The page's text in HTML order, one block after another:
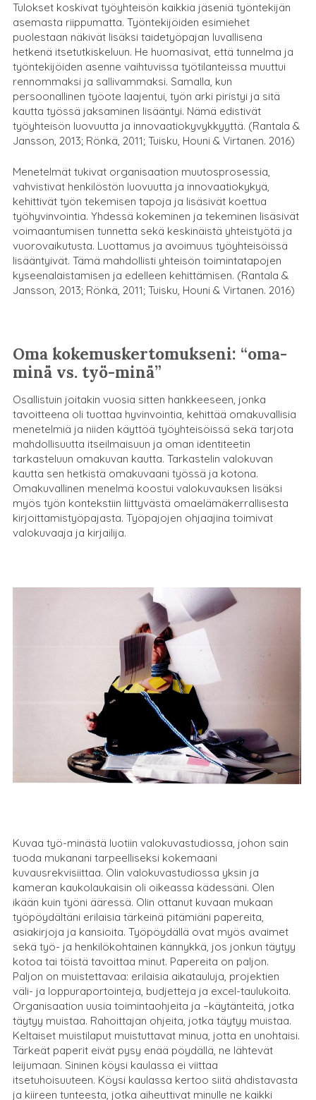
Tulokset koskivat työyhteisön kaikkia jäseniä työntekijän
asemasta riippumatta. Työntekijöiden esimiehet
puolestaan näkivät lisäksi taidetyöpajan luvallisena
hetkenä itsetutkiskeluun. He huomasivat, että tunnelma ja
työntekijöiden asenne vaihtuvissa työtilanteissa muuttui
rennommaksi ja sallivammaksi. Samalla, kun
persoonallinen työote laajentui, työn arki piristyi ja sitä
kautta työssä jaksaminen lisääntyi. Nämä edistivät
työyhteisön luovuutta ja innovaatiokyvykkyyttä. (Rantala &
Jansson, 2013; Rönkä, 2011; Tuisku, Houni & Virtanen. 2016)
Menetelmät tukivat organisaation muutosprosessia,
vahvistivat henkilöstön luovuutta ja innovaatiokykyä,
kehittivät työn tekemisen tapoja ja lisäsivät koettua
työhyvinvointia. Yhdessä kokeminen ja tekeminen lisäsivät
voimaantumisen tunnetta sekä keskinäistä yhteistyötä ja
vuorovaikutusta. Luottamus ja avoimuus työyhteisöissä
lisääntyivät. Tämä mahdollisti yhteisön toimintatapojen
kyseenalaistamisen ja edelleen kehittämisen. (Rantala &
Jansson, 2013; Rönkä, 2011; Tuisku, Houni & Virtanen. 2016)
Oma kokemuskertomukseni: “oma-
minä vs. työ-minä”
Osallistuin joitakin vuosia sitten hankkeeseen, jonka
tavoitteena oli tuottaa hyvinvointia, kehittää omakuvallisia
menetelmiä ja niiden käyttöä työyhteisöissä sekä tarjota
mahdollisuutta itseilmaisuun ja oman identiteetin
tarkasteluun omakuvan kautta. Tarkastelin valokuvan
kautta sen hetkistä omakuvaani työssä ja kotona.
Omakuvallinen menelmä koostui valokuvauksen lisäksi
myös työn kontekstiin liittyvästä omaelämäkerrallisesta
kirjoittamistyöpajasta. Työpajojen ohjaajina toimivat
valokuvaaja ja kirjailija.
Kuvaa työ-minästä luotiin valokuvastudiossa, johon sain
tuoda mukanani tarpeelliseksi kokemaani
kuvausrekvisiittaa. Olin valokuvastudiossa yksin ja
kameran kaukolaukaisin oli oikeassa kädessäni. Olen
ikään kuin työni ääressä. Olin ottanut kuvaan mukaan
työpöydältäni erilaisia tärkeinä pitämiäni papereita,
asiakirjoja ja kansioita. Työpöydällä ovat myös avaimet
sekä työ- ja henkilökohtainen kännykkä, jos jonkun täytyy
kotoa tai töistä tavoittaa minut. Papereita on paljon.
Paljon on muistettavaa: erilaisia aikatauluja, projektien
väli- ja loppuraportointeja, budjetteja ja excel-taulukoita.
Organisaation uusia toimintaohjeita ja –käytänteitä, jotka
täytyy muistaa. Rahoittajan ohjeita, jotka täytyy muistaa.
Keltaiset muistilaput muistuttavat minua, jotta en unohtaisi.
Tärkeät paperit eivät pysy enää pöydällä, ne lähtevät
leijumaan. Sininen köysi kaulassa ei viittaa
itsetuhoisuuteen. Köysi kaulassa kertoo siitä ahdistavasta
ja kiireen tunteesta, jotka aiheuttivat minulle ne kaikki